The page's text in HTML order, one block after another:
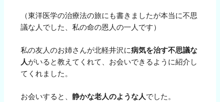
（東洋医学の治療法の旅にも書きましたが本当に不思
議な人でした、私の命の恩人の一人です）
私の友人のお姉さんが北軽井沢に病気を治す不思議な
人がいると教えてくれて、お会いできるように紹介し
てくれました。
お会いすると、静かな老人のような人でした。